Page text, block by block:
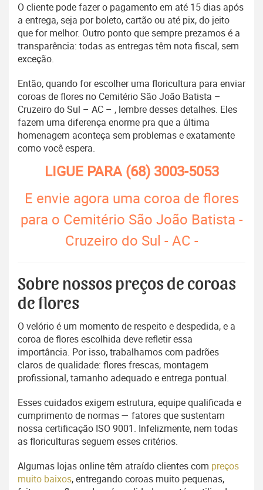
O cliente pode fazer o pagamento em até 15 dias após
a entrega, seja por boleto, cartão ou até pix, do jeito
que for melhor. Outro ponto que sempre prezamos é a
transparência: todas as entregas têm nota fiscal, sem
exceção.
Então, quando for escolher uma floricultura para enviar
coroas de flores no Cemitério São João Batista –
Cruzeiro do Sul – AC – , lembre desses detalhes. Eles
fazem uma diferença enorme pra que a última
homenagem aconteça sem problemas e exatamente
como você espera.
LIGUE PARA(68) 3003-5053
E envie agora uma coroa de flores
para o Cemitério São João Batista -
Cruzeiro do Sul - AC -
Sobre nossos preços de coroas
de flores
O velório é um momento de respeito e despedida, e a
coroa de flores escolhida deve refletir essa
importância. Por isso, trabalhamos com padrões
claros de qualidade: flores frescas, montagem
profissional, tamanho adequado e entrega pontual.
Esses cuidados exigem estrutura, equipe qualificada e
cumprimento de normas — fatores que sustentam
nossa certificação ISO 9001. Infelizmente, nem todas
as floriculturas seguem esses critérios.
Algumas lojas online têm atraído clientes com preços
muito baixos, entregando coroas muito pequenas,